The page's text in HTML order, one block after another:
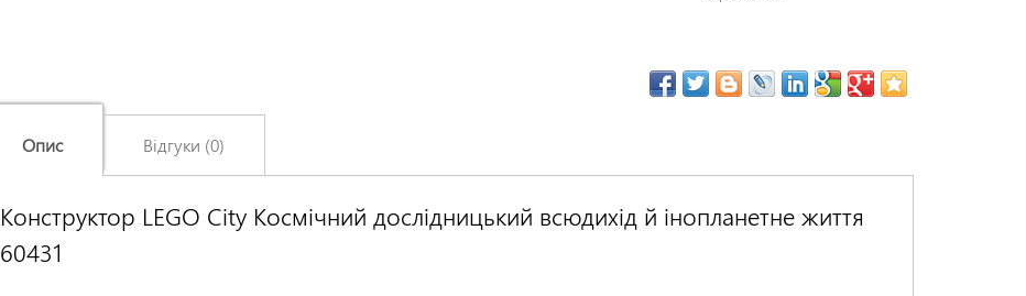
Опис Відгуки (0)
Конструктор LEGO City Космічний дослідницький всюдихід й інопланетне життя
60431
Залишіть відгук про цей товар першими
Ім'я